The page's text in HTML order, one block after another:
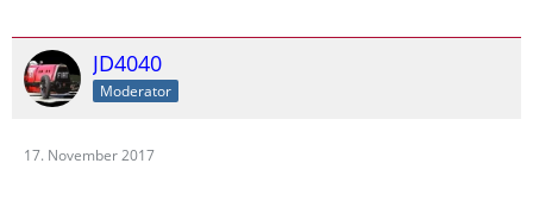
JD4040
Moderator
17. November 2017